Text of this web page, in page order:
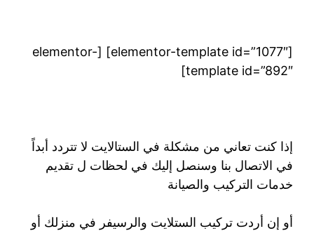
[elementor-template id=”1077″] [elementor-
template id=”892″]
إذا كنت تعاني من مشكلة في الستالايت لا تتردد أبداً
في الاتصال بنا وسنصل إليك في لحظات ل تقديم
خدمات التركيب والصيانة
أو إن أردت تركيب الستلايت والرسيفر في منزلك أو